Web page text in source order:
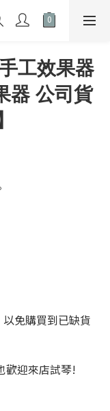
工效果器
器 公司貨
免購買到已缺貨
歡迎來店試琴!